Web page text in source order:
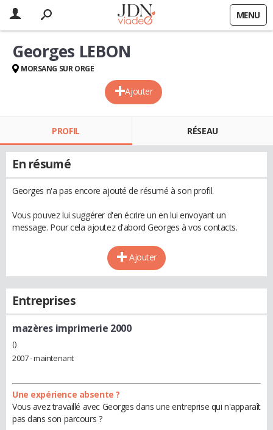
MENU
Ajouter
Georges LEBON
MORSANG SUR ORGE
PROFIL RÉSEAU
En résumé
Georges n'a pas encore ajouté de résumé à son profil.
Vous pouvez lui suggérer d'en écrire un en lui envoyant un
message. Pour cela ajoutez d'abord Georges à vos contacts.
Ajouter
Entreprises
mazères imprimerie 2000
()
2007 - maintenant
Une expérience absente ?
Vous avez travaillé avec Georges dans une entreprise qui n'apparaît
pas dans son parcours ?